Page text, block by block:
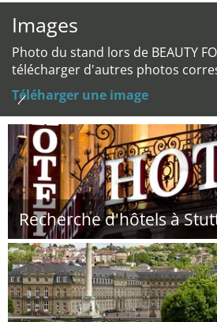
Images
Photo du stand lors de BEAUTY
télécharger d'autres photos
Téléharger une image
Recherche d'hôtels à